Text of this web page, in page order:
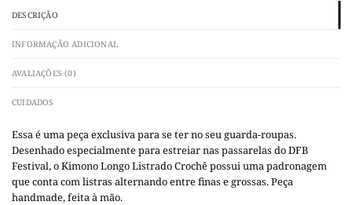
DESCRIÇÃO
INFORMAÇÃO ADICIONAL
AVALIAÇÕES (0)
CUIDADOS
Essa é uma peça exclusiva para se ter no seu guarda-roupas.
Desenhado especialmente para estreiar nas passarelas do DFB
Festival, o Kimono Longo Listrado Crochê possui uma padronagem
que conta com listras alternando entre finas e grossas. Peça
handmade, feita à mão.